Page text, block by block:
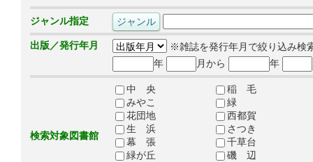
ジャンル指定
出版／発行年月
※雑誌を発行年月で絞り込み検
年
月から 年
検索対象図書館
中 央
稲 毛
みやこ
緑
花団地
西都賀
生 浜
さつき
幕 張
千草台
緑が丘
磯 辺